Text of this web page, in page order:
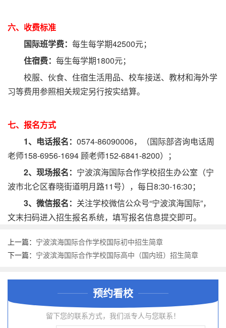
六、收费标准
国际班学费： 每生每学期42500元；
住宿费： 每生每学期1800元；
校服、伙食、住宿生活用品、校车接送、教材和海外学
习等费用参照相关规定另行按实结算。
七、报名方式
1、电话报名： 0574-86090006，（国际部咨询电话周
老师158-6956-1694 顾老师152-6841-8200）；
2、现场报名： 宁波滨海国际合作学校招生办公室（宁
波市北仑区春晓街道明月路11号），每日8:30-16:30；
3、微信报名： 关注学校微信公众号“宁波滨海国际”，
文末扫码进入招生报名系统，填写报名信息提交即可。
上一篇： 宁波滨海国际合作学校国际初中招生简章
下一篇： 宁波滨海国际合作学校国际高中（国内班）招生简章
预约看校
留下您的联系方式，我们派专人与您联系！